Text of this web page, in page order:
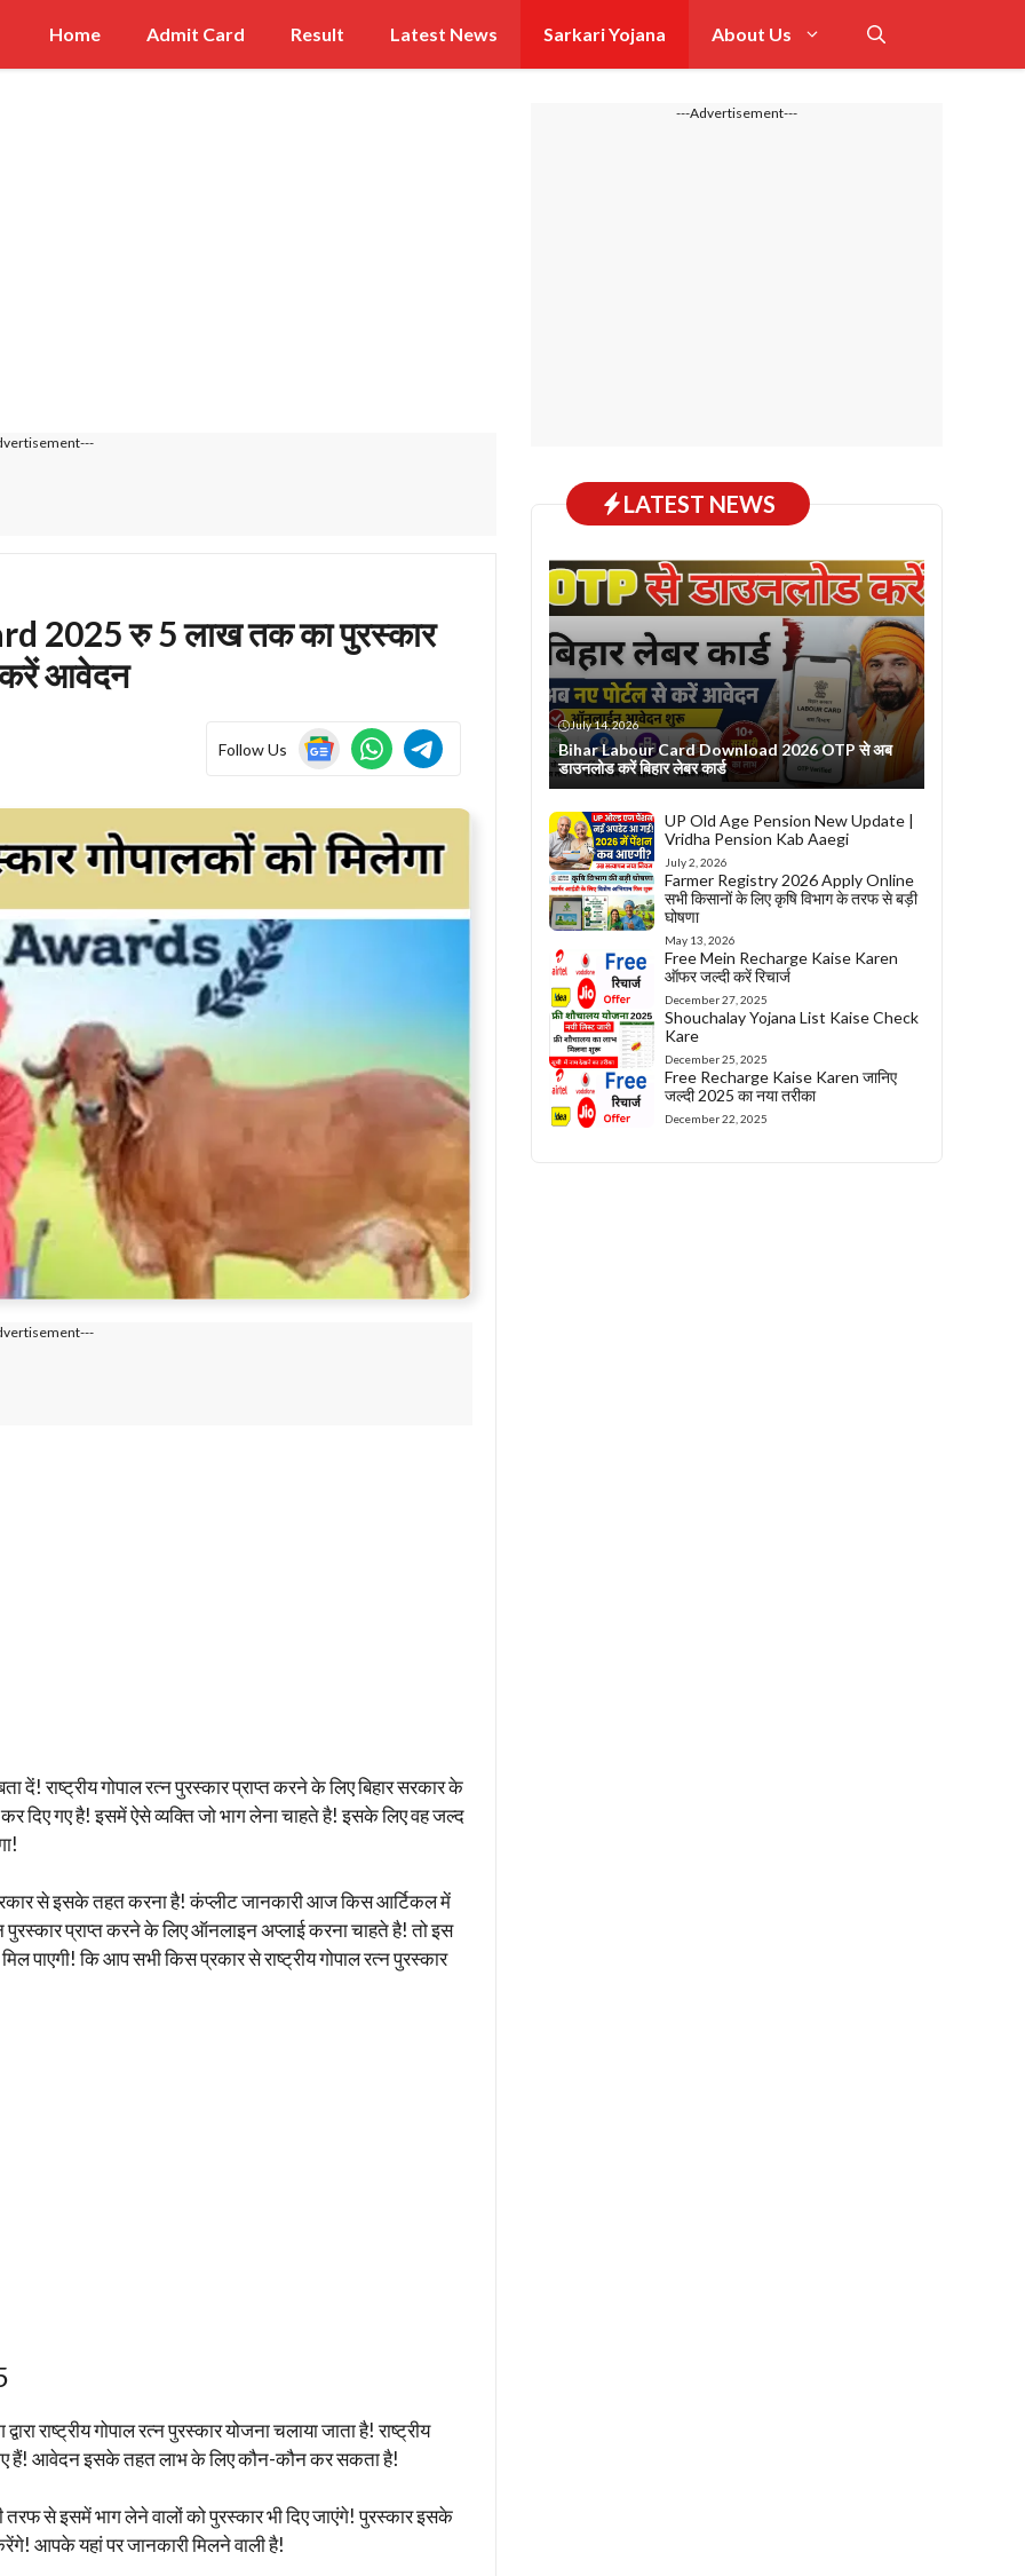
Home Admit Card Result Latest News Sarkari Yojana About Us
2025 रु 5 लाख तक का पुरस्कार
करें आवेदन
Follow Us
दें! राष्ट्रीय गोपाल रत्न पुरस्कार प्राप्त करने के लिए बिहार सरकार के
गए है! इसमें ऐसे व्यक्ति जो भाग लेना चाहते है! इसके लिए वह जल्द
से इसके तहत करना है! कंप्लीट जानकारी आज किस आर्टिकल में
पुरस्कार प्राप्त करने के लिए ऑनलाइन अप्लाई करना चाहते है! तो इस
पाएगी! कि आप सभी किस प्रकार से राष्ट्रीय गोपाल रत्न पुरस्कार
राष्ट्रीय गोपाल रत्न पुरस्कार योजना चलाया जाता है! राष्ट्रीय
हैं! आवेदन इसके तहत लाभ के लिए कौन-कौन कर सकता है!
से इसमें भाग लेने वालों को पुरस्कार भी दिए जाएंगे! पुरस्कार इसके
आपके यहां पर जानकारी मिलने वाली है!
---Advertisement---
LATEST NEWS
July 14, 2026
Bihar Labour Card Download 2026 OTP से अब
डाउनलोड करें बिहार लेबर कार्ड
UP Old Age Pension New Update |
Vridha Pension Kab Aaegi
July 2, 2026
Farmer Registry 2026 Apply Online
सभी किसानों के लिए कृषि विभाग के तरफ से बड़ी
घोषणा
May 13, 2026
Free Mein Recharge Kaise Karen
ऑफर जल्दी करें रिचार्ज
December 27, 2025
Shouchalay Yojana List Kaise Check
Kare
December 25, 2025
Free Recharge Kaise Karen जानिए
जल्दी 2025 का नया तरीका
December 22, 2025